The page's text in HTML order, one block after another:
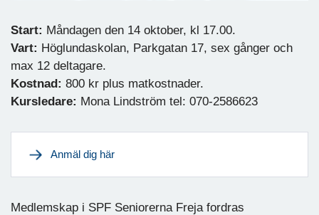
Start: Måndagen den 14 oktober, kl 17.00.
Vart: Höglundaskolan, Parkgatan 17, sex gånger och
max 12 deltagare.
Kostnad: 800 kr plus matkostnader.
Kursledare: Mona Lindström tel: 070-2586623
Anmäl dig här
Medlemskap i SPF Seniorerna Freja fordras